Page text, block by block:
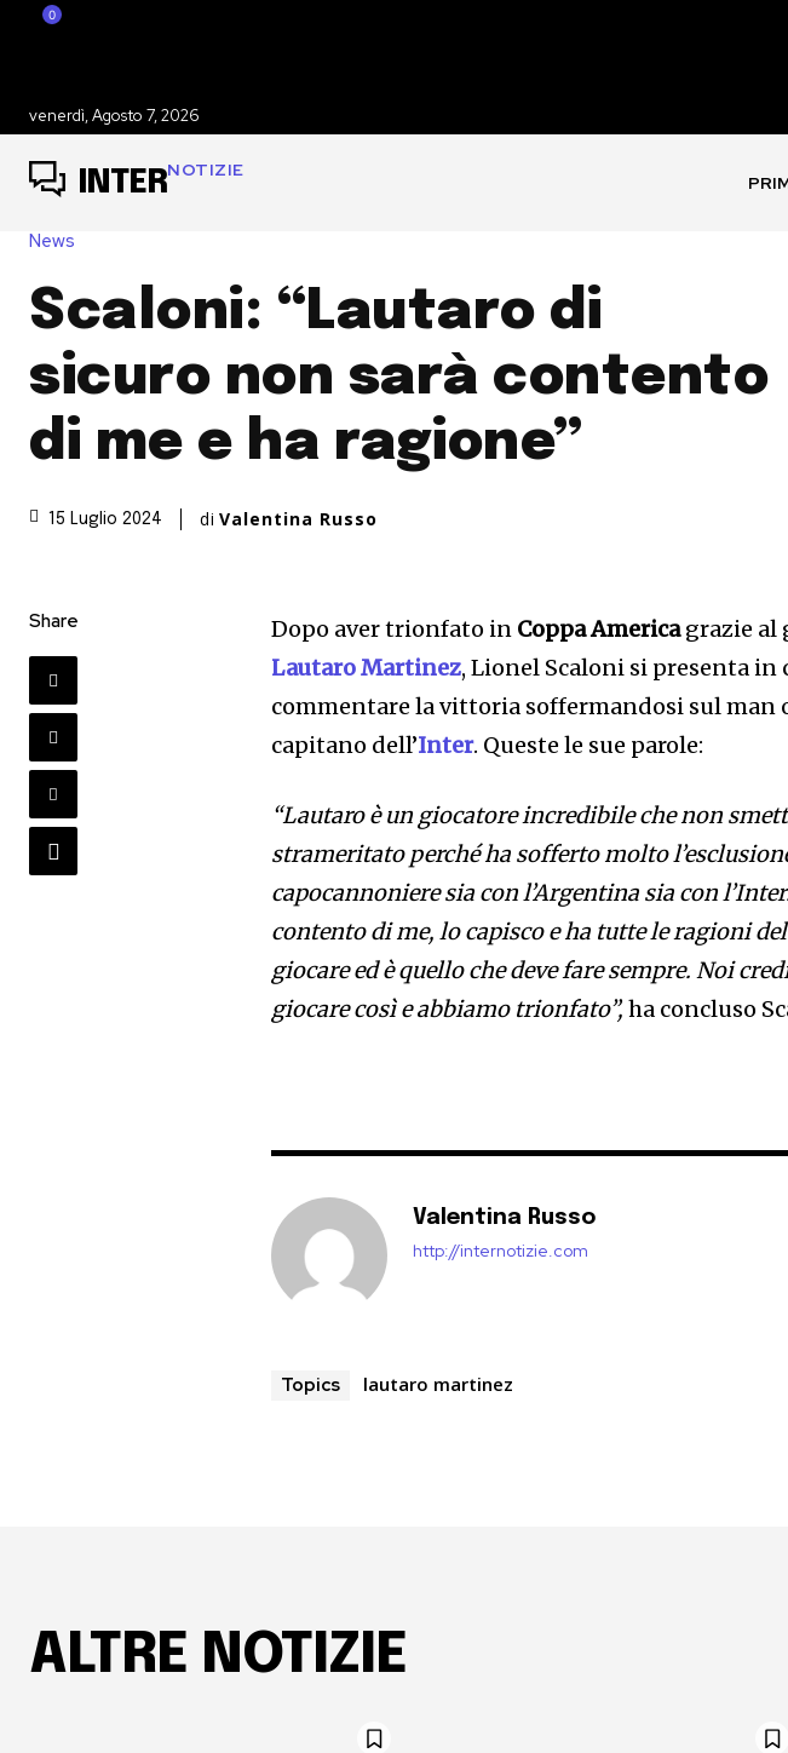
0
venerdì, Agosto 7, 2026
INTERNOTIZIE
News
Scaloni: “Lautaro di
sicuro non sarà contento
di me e ha ragione”
15 Luglio 2024 di Valentina Russo
Share Dopo aver trionfato in Coppa Americagrazie al
Lautaro Martinez, Lionel Scaloni si presenta
commentare la vittoria soffermandosi sul man
capitano dell’Inter. Queste le sue parole:
“Lautaro è un giocatore incredibile che non
strameritato perché ha sofferto molto
capocannoniere sia con l’Argentina sia con
contento di me, lo capisco e ha tutte le ragioni
giocare ed è quello che deve fare sempre. Noi
giocare così e abbiamo trionfato”, ha concluso
Valentina Russo
http://internotizie.com
Topics lautaro martinez
ALTRE NOTIZIE